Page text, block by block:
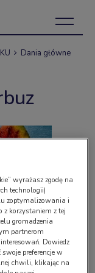
Dania główne
wyrażasz zgodę na
technologii)
zoptymalizowania i
z korzystaniem z tej
gromadzenia
partnerom
Dowiedz
preferencje w
chwili, klikając na